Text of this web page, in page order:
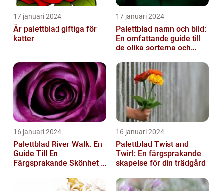
17 januari 2024
Är palettblad giftiga för
katter
17 januari 2024
Palettblad namn och bild:
En omfattande guide till
de olika sorterna och
16 januari 2024
Palettblad River Walk: En
Guide Till En
Färgsprakande Skönhet I
16 januari 2024
Palettblad Twist and
Twirl: En färgsprakande
skapelse för din trädgård